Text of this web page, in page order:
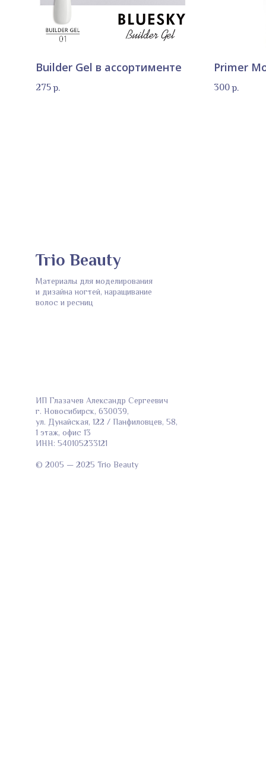
Builder Gel в ассортименте
275р.
Primer
300р.
ИП Глазачев Александр Сергеевич
г. Новосибирск, 630039,
ул. Дунайская, 122 / Панфиловцев, 58,
1 этаж, офис 13
ИНН: 540105233121
© 2005 — 2025 Trio Beauty
Материалы для моделирования
и дизайна ногтей, наращивание
волос и ресниц
Trio Beauty